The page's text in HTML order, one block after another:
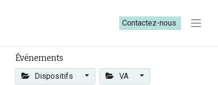
Contactez-nous​​
Événements
Dispositifs VA